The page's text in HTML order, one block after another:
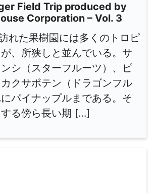
Field Trip produced by
Corporation – Vol. 3
れた果樹園には多くのトロピ
、所狭しと並んでいる。サ
シ（スターフルーツ）、ピ
クサボテン（ドラゴンフル
パイナップルまである。そ
る傍ら長い期 […]